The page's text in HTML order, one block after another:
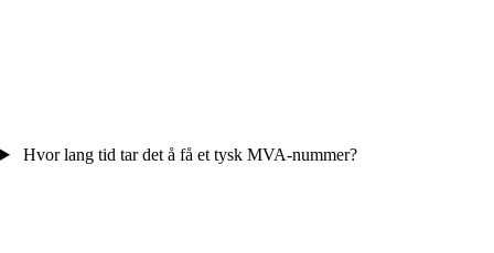
Hvor lang tid tar det å få et tysk MVA-nummer?